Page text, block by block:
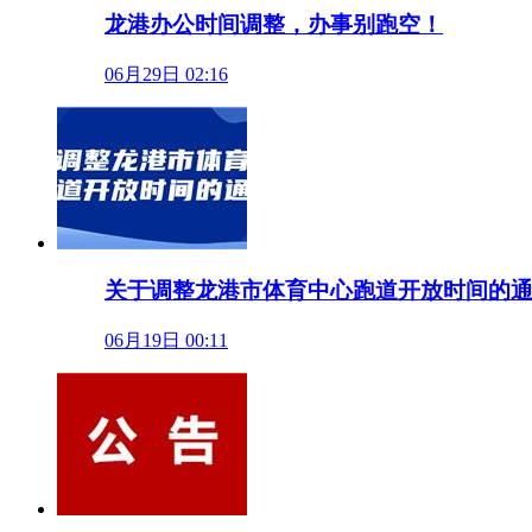
龙港办公时间调整，办事别跑空！
06月29日 02:16
关于调整龙港市体育中心跑道开放时间的
06月19日 00:11